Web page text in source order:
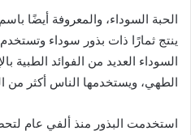
الحبة السوداء، والمعروفة أيضًا
ينتج ثمارًا ذات بذور سوداء
السوداء العديد من الفوائد الطبية
الطهي، ويستخدمها الناس أكثر من
استخدمت البذور منذ ألفي عام